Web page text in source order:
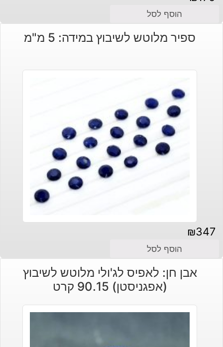
הוסף לסל
ספיר מלוטש לשיבוץ במידה: 5 מ"מ
₪347
הוסף לסל
אבן חן: לאפיס לג'ולי מלוטש לשיבוץ
(אפגניסטן) 90.15 קרט